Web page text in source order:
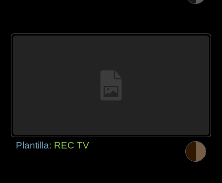
Plantilla: REC TV